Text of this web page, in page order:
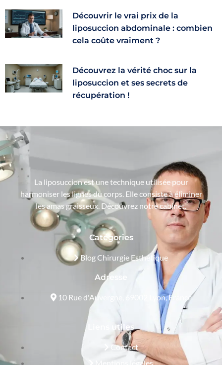
Découvrir le vrai prix de la
liposuccion abdominale : combien
cela coûte vraiment ?
Découvrez la vérité choc sur la
liposuccion et ses secrets de
récupération !
La liposuccion est une technique utilisée pour
harmoniser les lignes du corps. Elle consiste à éliminer
les amas graisseux. Découvrez notre cabinet.
Catégories
Blog Chirurgie Esthétique
Adresse
10 Rue d'Auvergne, 69002 Lyon, France
Liens utiles
Contact
Mentions légales